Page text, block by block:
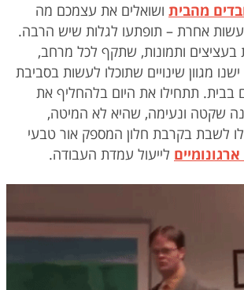
מהבית ושואלים את עצמכם מה
אחרת – תופתעו לגלות שיש הרבה.
בעציצים ותמונות, שתקף לכל מרחב,
ישנו מגוון שינויים שתוכלו לעשות בסביבת
תתחילו את היום בלהחליף את
שקטה ונעימה, שהיא לא המיטה,
לשבת בקרבת חלון המספק אור טבעי
לייעול עמדת העבודה.